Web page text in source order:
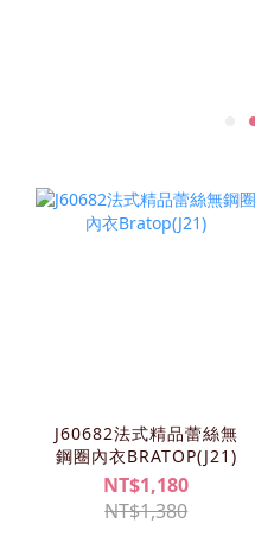
J60682法式精品蕾絲無
鋼圈內衣BRATOP(J21)
NT$1,180
NT$1,380